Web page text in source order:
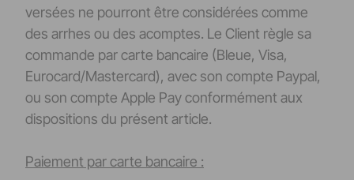
versées ne pourront être considérées comme
des arrhes ou des acomptes. Le Client règle sa
commande par carte bancaire (Bleue, Visa,
Eurocard/Mastercard), avec son compte Paypal,
ou son compte Apple Pay conformément aux
dispositions du présent article.
Paiement par carte bancaire :